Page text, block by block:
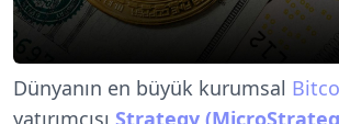
Dünyanın en büyük kurumsal
yatırımcısı Strategy